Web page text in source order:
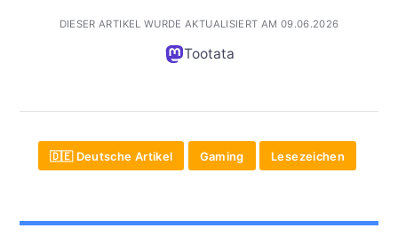
DIESER ARTIKEL WURDE AKTUALISIERT AM 09.06.2026
Tootata
🇩🇪 Deutsche Artikel Gaming Lesezeichen